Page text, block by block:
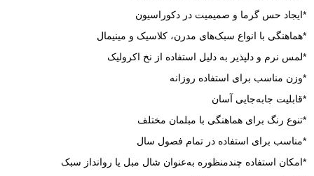
*ایجاد حس گرما و صمیمیت در دکوراسیون
*هماهنگی با انواع سبک‌های مدرن، کلاسیک و مینیمال
*لمس نرم و دلپذیر به دلیل استفاده از نخ اکرولیک
*وزن مناسب برای استفاده روزانه
*قابلیت جابه‌جایی آسان
*تنوع رنگ برای هماهنگی با مبلمان مختلف
*مناسب برای استفاده در تمام فصول سال
*امکان استفاده چندمنظوره به‌عنوان شال مبل یا روانداز سبک